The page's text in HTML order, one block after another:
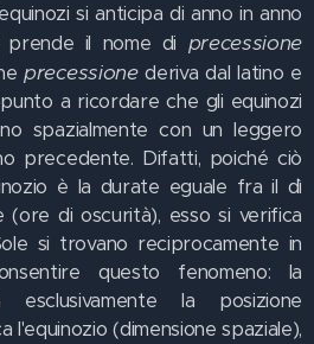
si anticipa di anno in anno
prende il nome di precessione
precessionederiva dal latino e
a ricordare che gli equinozi
spazialmente con un leggero
precedente. Difatti, poiché ciò
è la durate eguale fra il dì
di oscurità), esso si verifica
si trovano reciprocamente in
questo fenomeno: la
esclusivamente la posizione
l'equinozio (dimensione spaziale),